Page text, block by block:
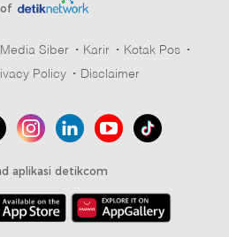
Siber Karir
Kotak Pos
Policy Disclaimer
aplikasi detikcom